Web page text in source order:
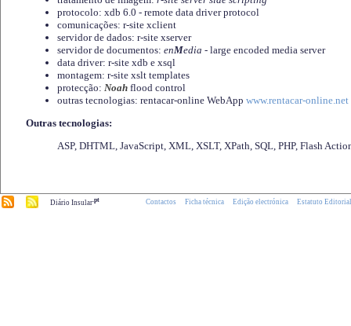
protocolo: xdb 6.0 - remote data driver protocol
comunicações: r-site xclient
servidor de dados: r-site xserver
servidor de documentos: enMedia - large encoded media server
data driver: r-site xdb e xsql
montagem: r-site xslt templates
protecção: Noah flood control
outras tecnologias: rentacar-online WebApp www.rentacar-online.net
Outras tecnologias:
ASP, DHTML, JavaScript, XML, XSLT, XPath, SQL, PHP, Flash
Diário Insular.pt Contactos Ficha técnica Edição electrónica Estatuto Editorial